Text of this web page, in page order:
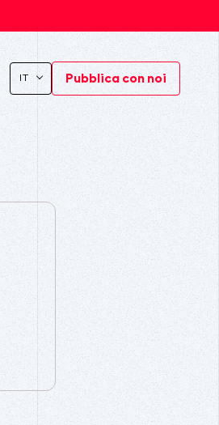
IT Pubblica con noi